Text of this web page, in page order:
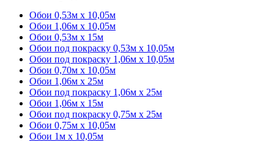
Обои 0,53м x 10,05м
Обои 1,06м х 10,05м
Обои 0,53м x 15м
Обои под покраску 0,53м x 10,05м
Обои под покраску 1,06м х 10,05м
Обои 0,70м x 10,05м
Обои 1,06м x 25м
Обои под покраску 1,06м x 25м
Обои 1,06м x 15м
Обои под покраску 0,75м x 25м
Обои 0,75м x 10,05м
Обои 1м х 10,05м